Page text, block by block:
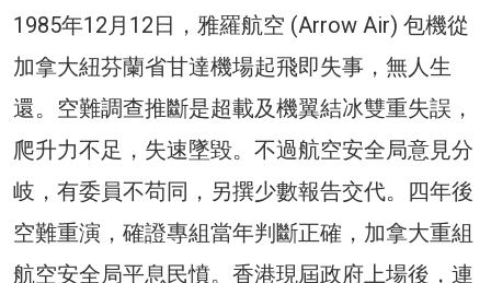
1985年12月12日，雅羅航空 (Arrow Air) 包機從
加拿大紐芬蘭省甘達機場起飛即失事，無人生
還。空難調查推斷是超載及機翼結冰雙重失誤，
爬升力不足，失速墜毀。不過航空安全局意見分
岐，有委員不苟同，另撰少數報告交代。四年後
空難重演，確證專組當年判斷正確，加拿大重組
航空安全局平息民憤。香港現屆政府上場後，連